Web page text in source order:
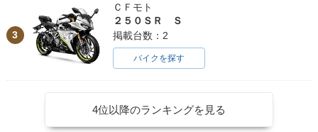
3
ＣＦモト
２５０ＳＲ Ｓ
掲載台数：2
バイクを探す
4位以降のランキングを見る